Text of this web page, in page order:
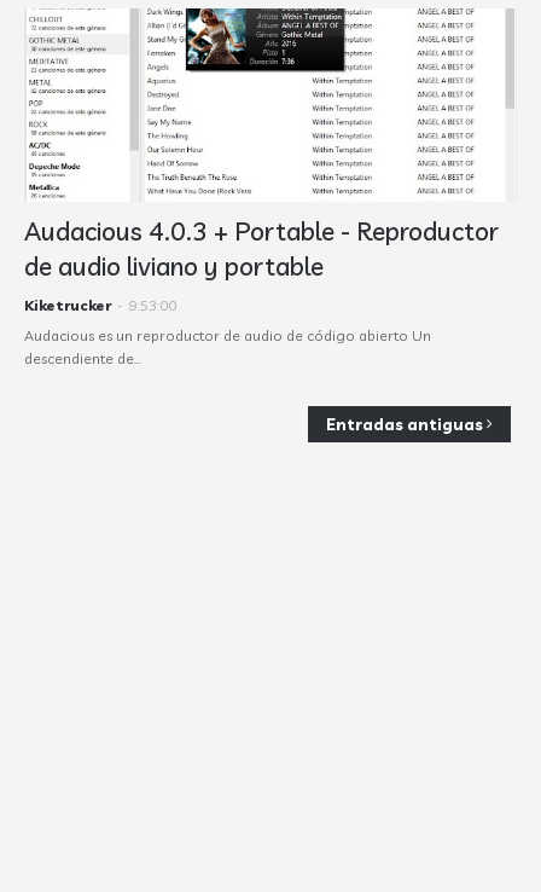
Audacious 4.0.3 + Portable - Reproductor
de audio liviano y portable
Kiketrucker - 9:53:00
Audacious es un reproductor de audio de código abierto Un
descendiente de…
Entradas antiguas